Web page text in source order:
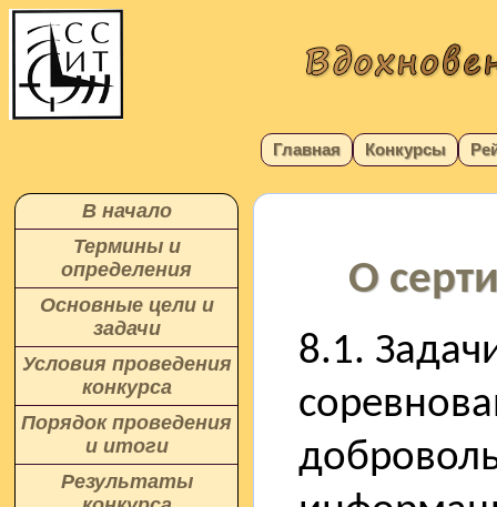
Главная Конкурсы
В начало
Термины и
определения
Основные цели и
задачи
Условия проведения
конкурса
Порядок проведения
и итоги
Результаты
О
8.1.